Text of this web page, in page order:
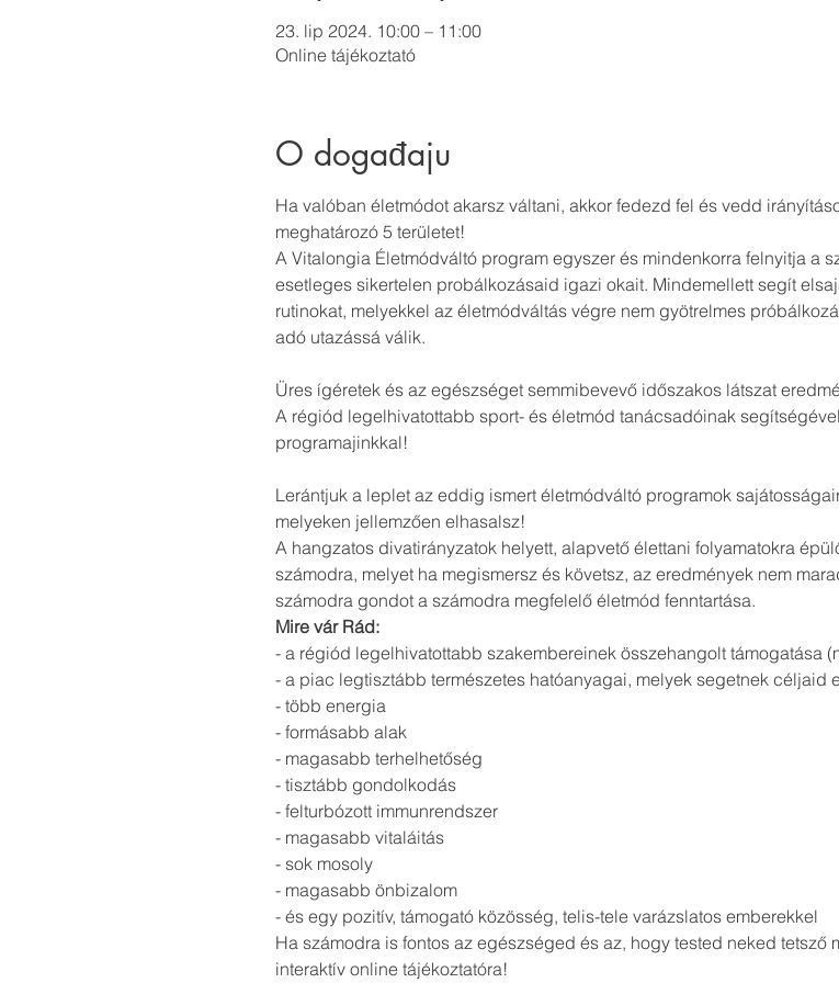
23. lip 2024. 10:00 – 11:00
Online tájékoztató
O događaju
Ha valóban életmódot akarsz váltani, akkor fedezd fel és vedd
meghatározó 5 területet!
A Vitalongia Életmódváltó program egyszer és mindenkorra felnyitja a
esetleges sikertelen probálkozásaid igazi okait. Mindemellett segít
rutinokat, melyekkel az életmódváltás végre nem gyötrelmes
adó utazássá válik.
Üres ígéretek és az egészséget semmibevevő időszakos látszat
A régiód legelhivatottabb sport- és életmód tanácsadóinak
programajinkkal!
Lerántjuk a leplet az eddig ismert életmódváltó programok
melyeken jellemzően elhasalsz!
A hangzatos divatirányzatok helyett, alapvető élettani folyamatokra
számodra, melyet ha megismersz és követsz, az eredmények nem
számodra gondot a számodra megfelelő életmód fenntartása.
Mire vár Rád:
- a régiód legelhivatottabb szakembereinek összehangolt támogatása
- a piac legtisztább természetes hatóanyagai, melyek segetnek céljaid
- több energia
- formásabb alak
- magasabb terhelhetőség
- tisztább gondolkodás
- felturbózott immunrendszer
- magasabb vitaláitás
- sok mosoly
- magasabb önbizalom
- és egy pozitív, támogató közösség, telis-tele varázslatos emberekkel
Ha számodra is fontos az egészséged és az, hogy tested neked tetsző
interaktív online tájékoztatóra!